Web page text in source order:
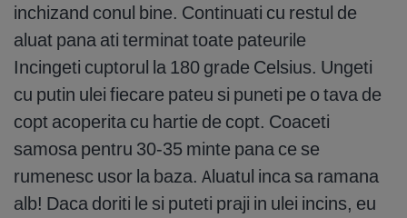
inchizand conul bine. Continuati cu restul de
aluat pana ati terminat toate pateurile
Incingeti cuptorul la 180 grade Celsius. Ungeti
cu putin ulei fiecare pateu si puneti pe o tava de
copt acoperita cu hartie de copt. Coaceti
samosa pentru 30-35 minte pana ce se
rumenesc usor la baza. Aluatul inca sa ramana
alb! Daca doriti le si puteti praji in ulei incins, eu